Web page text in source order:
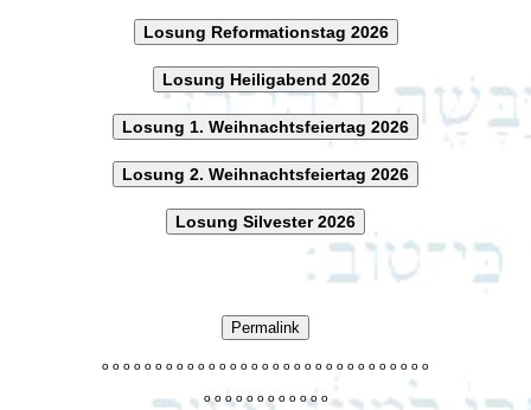
Losung Reformationstag 2026
Losung Heiligabend 2026
Losung 1. Weihnachtsfeiertag 2026
Losung 2. Weihnachtsfeiertag 2026
Losung Silvester 2026
Permalink
o o o o o o o o o o o o o o o o o o o o o o o o o o o o o o o
o o o o o o o o o o o o